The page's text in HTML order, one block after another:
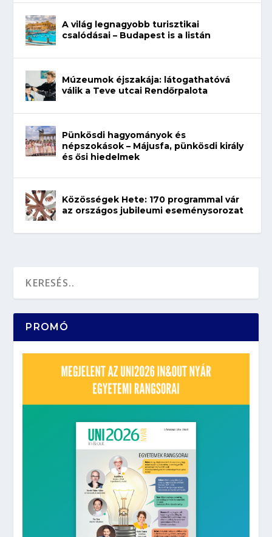
A világ legnagyobb turisztikai
csalódásai – Budapest is a listán
Múzeumok éjszakája: látogathatóvá
válik a Teve utcai Rendőrpalota
Pünkösdi hagyományok és
népszokások – Májusfa, pünkösdi király
és ősi hiedelmek
Közösségek Hete: 170 programmal vár
az országos jubileumi eseménysorozat
PROMÓ